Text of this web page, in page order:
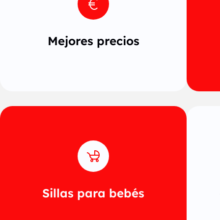
Mejores precios
Rent Car Tirana te ofrece los
mejores precios del mercado junto
Sillas para bebés
Hemos pensado en cada una de
tus necesidades, tu viaje será un